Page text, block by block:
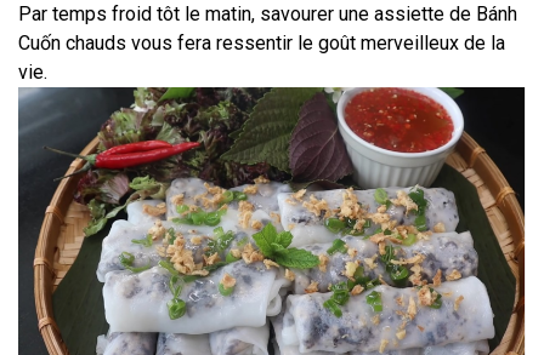
Par temps froid tôt le matin, savourer une assiette de Bánh
Cuốn chauds vous fera ressentir le goût merveilleux de la
vie.